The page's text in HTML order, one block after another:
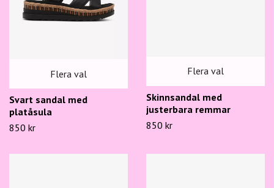
Flera val
Svart sandal med
platåsula
850 kr
Flera val
Skinnsandal med
justerbara remmar
850 kr